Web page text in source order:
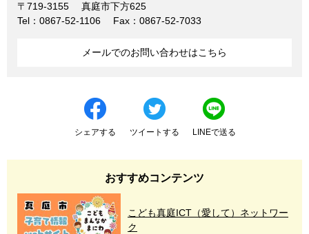
〒719-3155
真庭市下方625
Tel：0867-52-1106
Fax：0867-52-7033
メールでのお問い合わせはこちら
シェアする ツイートする LINEで送る
おすすめコンテンツ
こども真庭ICT（愛して）ネットワー
ク